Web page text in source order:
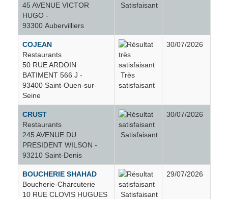
Rosny-sous-Bois
Saint-Denis
Saint-Maur-des-Fossés
Saint-Ouen-sur-Seine
Sarcelles
Sevran
Stains
45 AVENUE VICTOR
HUGO -
93300 Aubervilliers
Satisfaisant
COJEAN
Restaurants
50 RUE ARDOIN
BATIMENT 566 J -
93400 Saint-Ouen-sur-
Seine
Très
satisfaisant
30/07/2026
CRUST
Restaurants
245 AVENUE DU
PRESIDENT WILSON -
93210 Saint-Denis
Satisfaisant
30/07/2026
BOUCHERIE SHAHAD
Boucherie-Charcuterie
10 RUE CLOVIS HUGUES
Satisfaisant
29/07/2026